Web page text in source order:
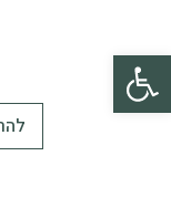
פתח סרגל